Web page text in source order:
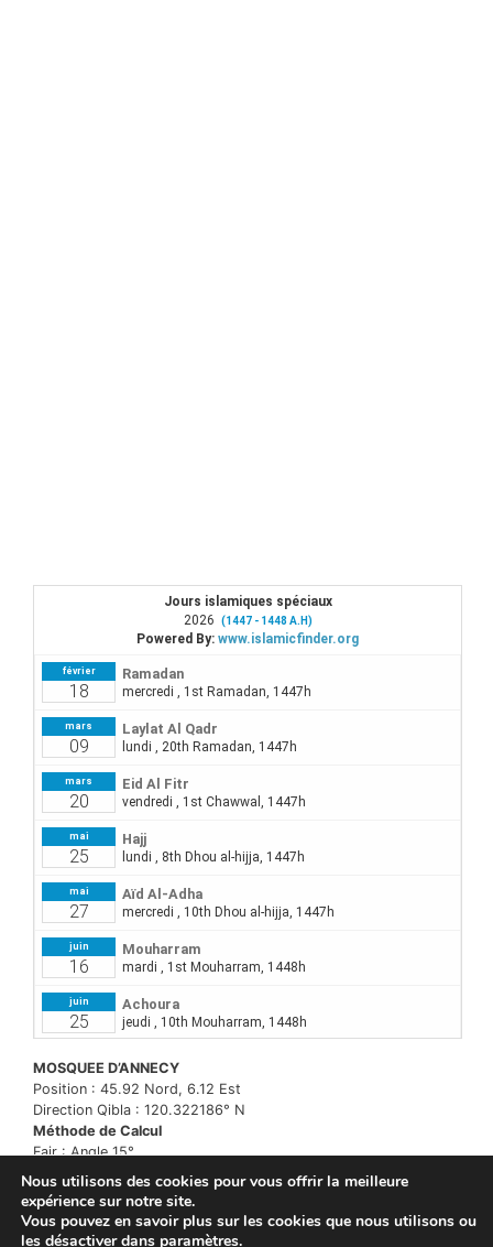
MOSQUEE D’ANNECY
Position : 45.92 Nord, 6.12 Est
Direction Qibla : 120.322186° N
Méthode de Calcul
Fajr : Angle 15°
Isha : Maghreb +1h30
Nous utilisons des cookies pour vous offrir la meilleure
expérience sur notre site.
Vous pouvez en savoir plus sur les cookies que nous utilisons ou
les désactiver dans paramètres.